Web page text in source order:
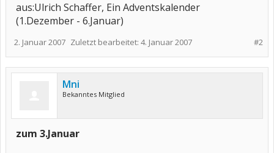
aus:Ulrich Schaffer, Ein Adventskalender
(1.Dezember - 6.Januar)
#2
2. Januar 2007 Zuletzt bearbeitet: 4. Januar 2007
Mni
Bekanntes Mitglied
zum 3.Januar